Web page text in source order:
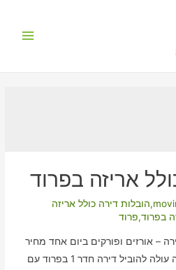
אריזה בפרוד
,הובלות דירה כולל אריזה
בפרוד,פרוד
– אורזים ופורקים ביום אחד מחיר
הובלה ואריזה דירה בפרוד כמה עולה להוביל דירה חדר 1 בפרוד עם